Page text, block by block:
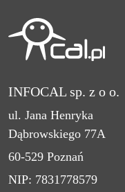
INFOCAL sp. z o o.
ul. Jana Henryka
Dąbrowskiego 77A
60-529 Poznań
NIP: 7831778579